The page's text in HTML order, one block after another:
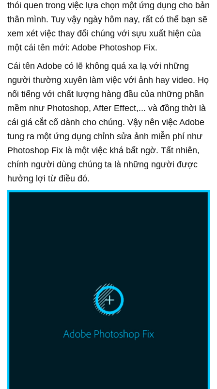
thói quen trong việc lựa chọn một ứng dụng cho bản
thân mình. Tuy vậy ngày hôm nay, rất có thể bạn sẽ
xem xét việc thay đổi chúng với sựu xuất hiện của
một cái tên mới: Adobe Photoshop Fix.
Cái tên Adobe có lẽ không quá xa lạ với những
người thường xuyên làm việc với ảnh hay video. Họ
nổi tiếng với chất lượng hàng đầu của những phần
mềm như Photoshop, After Effect,... và đồng thời là
cái giá cắt cổ dành cho chúng. Vậy nên việc Adobe
tung ra một ứng dụng chỉnh sửa ảnh miễn phí như
Photoshop Fix là một việc khá bất ngờ. Tất nhiên,
chính người dùng chúng ta là những người được
hưởng lợi từ điều đó.